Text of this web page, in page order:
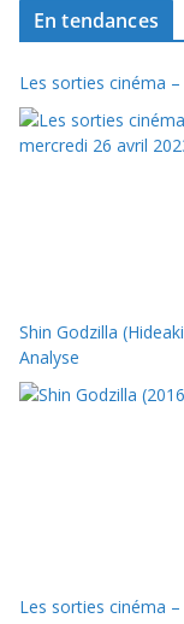
En tendances
Les sorties cinéma
Shin Godzilla
Analyse
Les sorties cinéma